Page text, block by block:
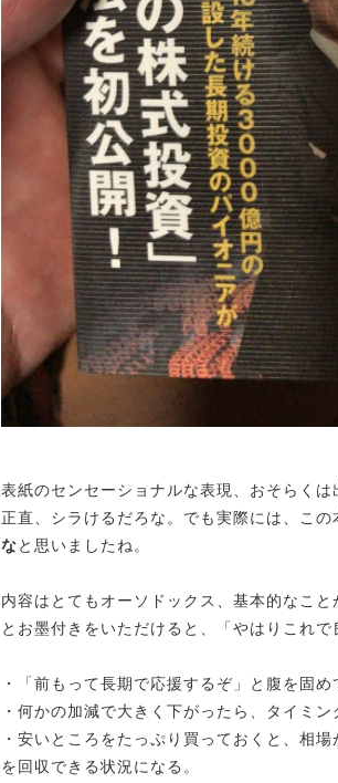
表紙のセンセーショナルな表現、おそらく
正直、シラけるだろな。でも実際には、この
なと思いましたね。
内容はとてもオーソドックス、基本的なこ
とお墨付きをいただけると、「やはりこれ
・「前もって長期で応援するぞ」と腹を固め
・何かの加減で大きく下がったら、タイミン
・安いところをたっぷり買っておくと、相
を回収できる状況になる。